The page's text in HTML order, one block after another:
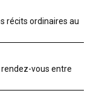
récits ordinaires au
rendez-vous entre